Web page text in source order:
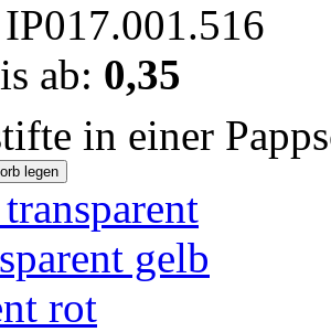
ab: 0,35
in einer